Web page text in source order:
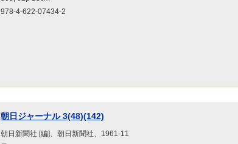
978-4-622-07434-2
朝日ジャーナル 3(48)(142)
朝日新聞社 [編]、朝日新聞社、1961-11